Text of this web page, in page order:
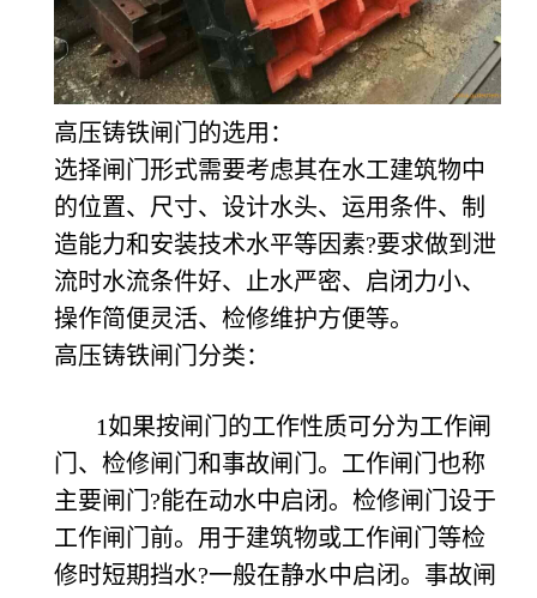
高压铸铁闸门的选用：
选择闸门形式需要考虑其在水工建筑物中
的位置、尺寸、设计水头、运用条件、制
造能力和安装技术水平等因素?要求做到泄
流时水流条件好、止水严密、启闭力小、
操作简便灵活、检修维护方便等。
高压铸铁闸门分类：
1如果按闸门的工作性质可分为工作闸
门、检修闸门和事故闸门。工作闸门也称
主要闸门?能在动水中启闭。检修闸门设于
工作闸门前。用于建筑物或工作闸门等检
修时短期挡水?一般在静水中启闭。事故闸